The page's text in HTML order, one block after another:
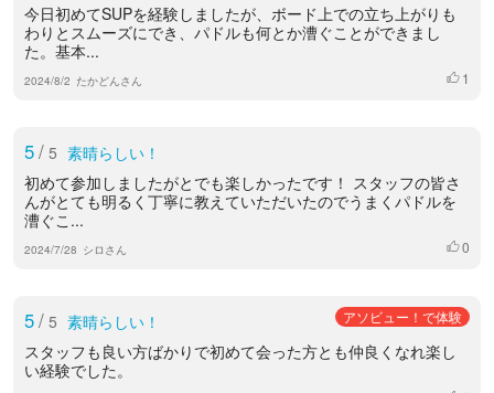
今日初めてSUPを経験しましたが、ボード上での立ち上がりも
わりとスムーズにでき、パドルも何とか漕ぐことができまし
た。基本...
2024/8/2 たかどんさん いいね
1
5/ 5 素晴らしい！
初めて参加しましたがとでも楽しかったです！ スタッフの皆さ
んがとても明るく丁寧に教えていただいたのでうまくパドルを
漕ぐこ...
2024/7/28 シロさん いいね
0
5/ 5 素晴らしい！ アソビュー！で体験
スタッフも良い方ばかりで初めて会った方とも仲良くなれ楽し
い経験でした。